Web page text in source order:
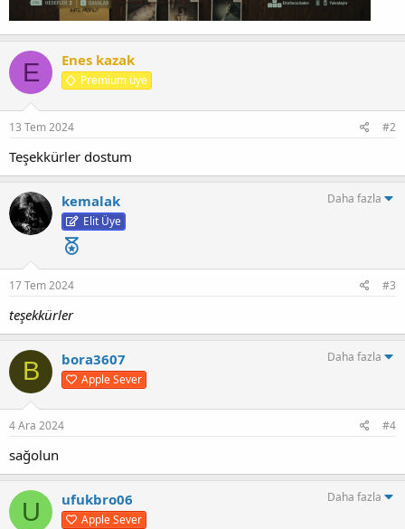
E Enes kazak
Premium üye
13 Tem 2024 #2
Teşekkürler dostum
kemalak
Elit Üye
Daha fazla
17 Tem 2024 #3
teşekkürler
B bora3607
Apple Sever
Daha fazla
4 Ara 2024 #4
sağolun
U ufukbro06
Apple Sever
Daha fazla